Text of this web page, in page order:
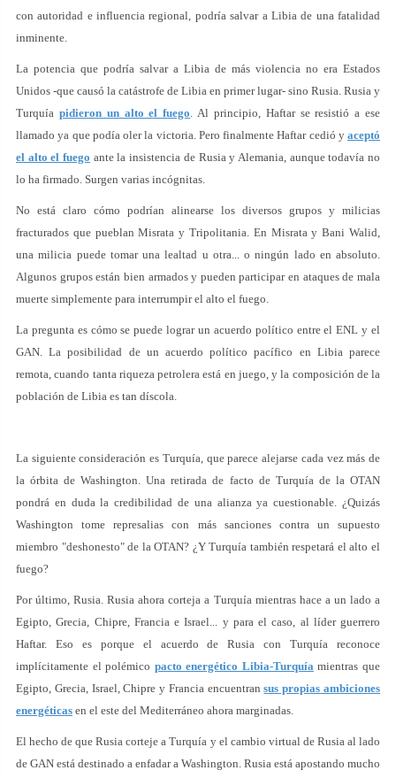
con autoridad e influencia regional, podría salvar a Libia de una fatalidad
inminente.
La potencia que podría salvar a Libia de más violencia no era Estados
Unidos -que causó la catástrofe de Libia en primer lugar- sino Rusia. Rusia y
Turquía pidieron un alto el fuego. Al principio, Haftar se resistió a ese
llamado ya que podía oler la victoria. Pero finalmente Haftar cedió y aceptó
el alto el fuego ante la insistencia de Rusia y Alemania, aunque todavía no
lo ha firmado. Surgen varias incógnitas.
No está claro cómo podrían alinearse los diversos grupos y milicias
fracturados que pueblan Misrata y Tripolitania. En Misrata y Bani Walid,
una milicia puede tomar una lealtad u otra... o ningún lado en absoluto.
Algunos grupos están bien armados y pueden participar en ataques de mala
muerte simplemente para interrumpir el alto el fuego.
La pregunta es cómo se puede lograr un acuerdo político entre el ENL y el
GAN. La posibilidad de un acuerdo político pacífico en Libia parece
remota, cuando tanta riqueza petrolera está en juego, y la composición de la
población de Libia es tan díscola.
La siguiente consideración es Turquía, que parece alejarse cada vez más de
la órbita de Washington. Una retirada de facto de Turquía de la OTAN
pondrá en duda la credibilidad de una alianza ya cuestionable. ¿Quizás
Washington tome represalias con más sanciones contra un supuesto
miembro "deshonesto" de la OTAN? ¿Y Turquía también respetará el alto el
fuego?
Por último, Rusia. Rusia ahora corteja a Turquía mientras hace a un lado a
Egipto, Grecia, Chipre, Francia e Israel... y para el caso, al líder guerrero
Haftar. Eso es porque el acuerdo de Rusia con Turquía reconoce
implícitamente el polémico pacto energético Libia-Turquíamientras que
Egipto, Grecia, Israel, Chipre y Francia encuentransus propias ambiciones
energéticas en el este del Mediterráneo ahora marginadas.
El hecho de que Rusia corteje a Turquía y el cambio virtual de Rusia al lado
de GAN está destinado a enfadar a Washington. Rusia está apostando mucho